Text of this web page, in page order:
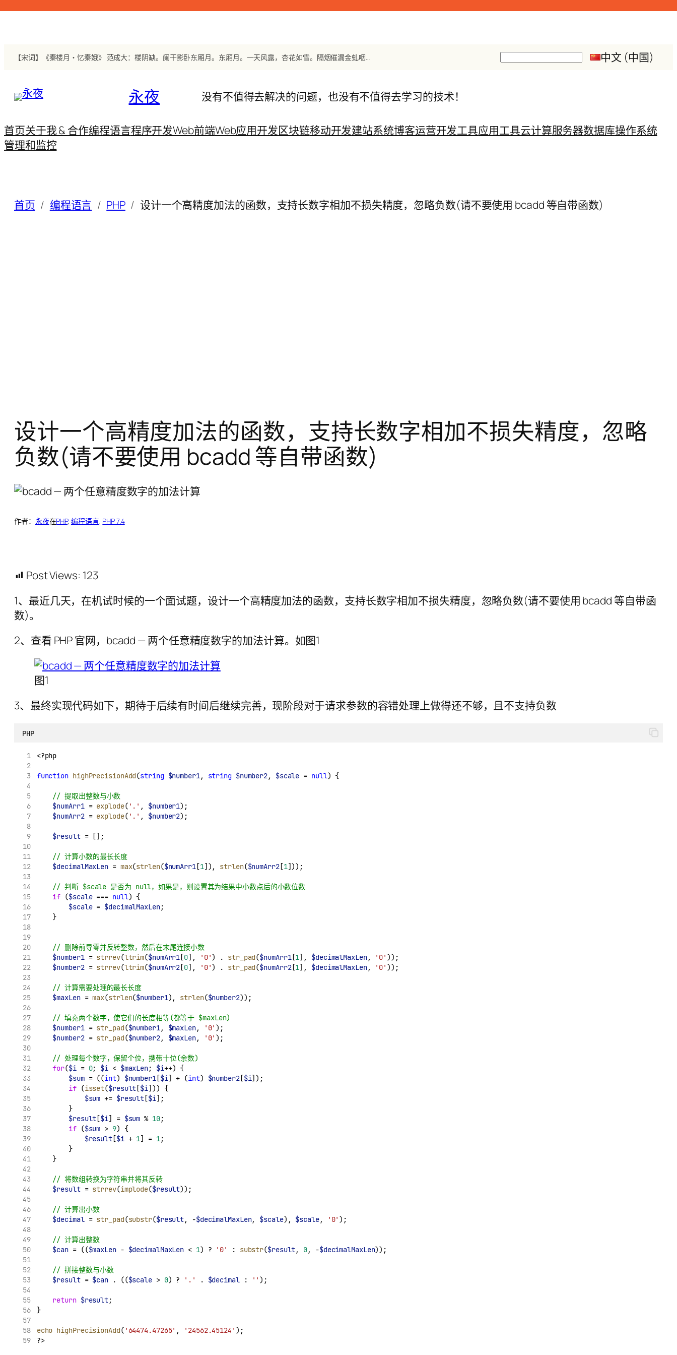
跳
【宋词】《秦楼月・忆秦娥》 范成大：楼阴缺。阑干影卧东厢月。东厢月。一天风露，杏花如雪。隔烟催漏金虬咽。罗帏暗淡灯花结。灯花结。片时春梦，江南天阔。
搜
中文 (中国)
永夜 没有不值得去解决的问题，也没有不值得去学习的技术！
首页关于我 & 合作编程语言程序开发Web前端Web应用开发区块链移动开发建站系统博客运营开发工具应用工具云计算服务器数据库操作系统
管理和监控
首页 编程语言 PHP 设计一个高精度加法的函数，支持长数字相加不损失精度，忽略负数(请不要使用 bcadd 等自带函数)
设计一个高精度加法的函数，支持长数字相加不损失精度，忽略
负数(请不要使用 bcadd 等自带函数)
作者： 永夜在PHP, 编程语言, PHP 7.4
Post Views: 123
1、最近几天，在机试时候的一个面试题，设计一个高精度加法的函数，支持长数字相加不损失精度，忽略负数(请不要使用 bcadd 等自带函
数)。
2、查看 PHP 官网，bcadd — 两个任意精度数字的加法计算。如图1
图1
3、最终实现代码如下，期待于后续有时间后继续完善，现阶段对于请求参数的容错处理上做得还不够，且不支持负数
PHP
<?php
function highPrecisionAdd(string $number1, string $number2, $scale = null) {
// 提取出整数与小数
$numArr1 = explode( '.' , $number1);
$numArr2 = explode( '.' , $number2);
$result = [];
// 计算小数的最长长度
$decimalMaxLen = max(strlen($numArr1[1]), strlen($numArr2[1]));
// 判断 $scale 是否为 null，如果是，则设置其为结果中小数点后的小数位数
if ($scale === null) {
$scale = $decimalMaxLen;
    }
// 删除前导零并反转整数，然后在末尾连接小数
$number1 = strrev(ltrim($numArr1 [0], '0') . str_pad($numArr1[1], $decimalMaxLen, '0' ));
$number2 = strrev(ltrim($numArr2 [0], '0') . str_pad($numArr2[1], $decimalMaxLen, '0' ));
// 计算需要处理的最长长度
$maxLen = max(strlen($number1), strlen($number2));
// 填充两个数字，使它们的长度相等(都等于 $maxLen)
$number1 = str_pad($number1, $maxLen, '0' );
$number2 = str_pad($number2, $maxLen, '0' );
// 处理每个数字，保留个位，携带十位(余数)
for($i = 0; $i < $maxLen; $i++) {
$sum = ((int) $number1[$i] + (int) $number2[$i]);
if (isset($result [$i])) {
$sum += $result [$i];
        }
$result [$i] = $sum % 10;
if ($sum > 9) {
$result[$i + 1] = 1;
        }
    }
// 将数组转换为字符串并将其反转
$result = strrev(implode($result));
// 计算出小数
$decimal = str_pad(substr($result, -$decimalMaxLen, $scale), $scale, '0' );
// 计算出整数
$can = (($maxLen - $decimalMaxLen < 1) ? '0' : substr($result, 0, -$decimalMaxLen));
// 拼接整数与小数
$result = $can . (($scale > 0) ? '.' . $decimal : '' );
return $result;
}
echo highPrecisionAdd( '64474.47265' , '24562.45124' );
?>